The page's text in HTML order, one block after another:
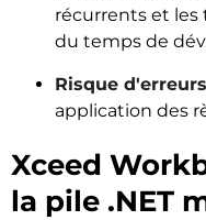
récurrents et les
du temps de
Risque
application des
Xceed
la pile .NET